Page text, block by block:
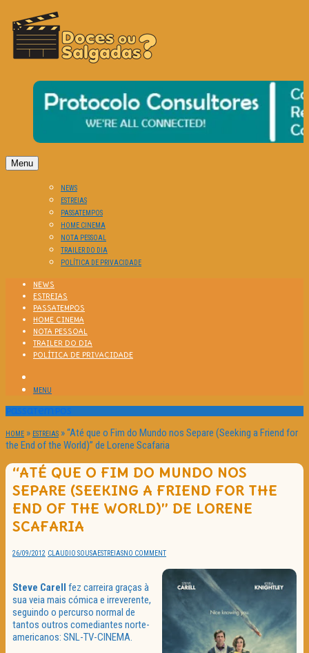
DOCES OU SALGADAS?
O Cinema? Uma Paixão!!
Menu
NEWS
ESTREIAS
PASSATEMPOS
HOME CINEMA
NOTA PESSOAL
TRAILER DO DIA
POLÍTICA DE PRIVACIDADE
NEWS
ESTREIAS
PASSATEMPOS
HOME CINEMA
NOTA PESSOAL
TRAILER DO DIA
POLÍTICA DE PRIVACIDADE
MENU
Passatempos
HOME » ESTREIAS »“Até que o Fim do Mundo nos Separe (Seeking a Friend for
the End of the World)” de Lorene Scafaria
“ATÉ QUE O FIM DO MUNDO NOS
SEPARE (SEEKING A FRIEND FOR THE
END OF THE WORLD)” DE LORENE
SCAFARIA
26/09/2012 CLAUDIO SOUSAESTREIASNO COMMENT
Steve Carell fez carreira graças à
sua veia mais cómica e irreverente,
seguindo o percurso normal de
tantos outros comediantes norte-
americanos: SNL-TV-CINEMA.